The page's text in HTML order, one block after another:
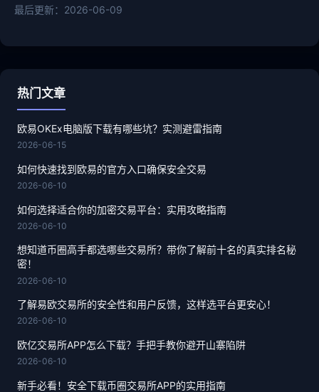
最后更新：2026-06-09
热门文章
欧易OKEx电脑版下载有哪些坑？实测避雷指南
2026-06-15
如何快速找到欧易的官方入口确保安全交易
2026-06-10
如何选择适合你的加密交易平台：实用攻略指南
2026-06-10
想知道币圈高手都选哪些交易所？带你了解前十名的真实排名秘
密！
2026-06-10
了解易欧交易所的安全性和用户反馈，这样选平台更安心！
2026-06-10
欧亿交易所APP怎么下载？手把手教你避开山寨陷阱
2026-06-10
新手必看！安全下载币圈交易所APP的实用指南